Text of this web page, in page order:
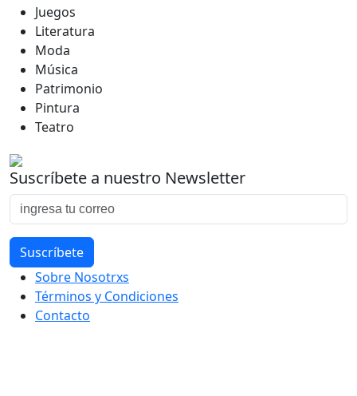
Juegos
Literatura
Moda
Música
Patrimonio
Pintura
Teatro
Suscríbete a nuestro Newsletter
Sobre Nosotrxs
Términos y Condiciones
Contacto